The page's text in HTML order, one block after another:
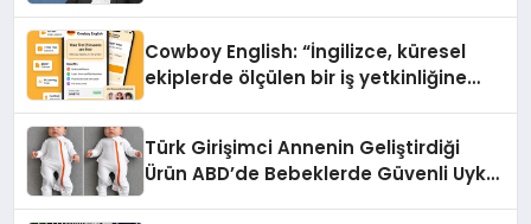
Cowboy English: “İngilizce, küresel
ekiplerde ölçülen bir iş yetkinliğine
Türk Girişimci Annenin Geliştirdiği
Ürün ABD’de Bebeklerde Güvenli Uyku